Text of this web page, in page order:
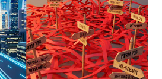
representa una forma de hacer las
por satisfacer al cliente y
y resultados. El enfoque de
en la década de los 50. En esa
concepto de calidad centrado en